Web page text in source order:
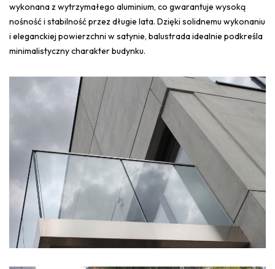
wykonana z wytrzymałego aluminium, co gwarantuje wysoką
nośność i stabilność przez długie lata. Dzięki solidnemu wykonaniu
i eleganckiej powierzchni w satynie, balustrada idealnie podkreśla
minimalistyczny charakter budynku.